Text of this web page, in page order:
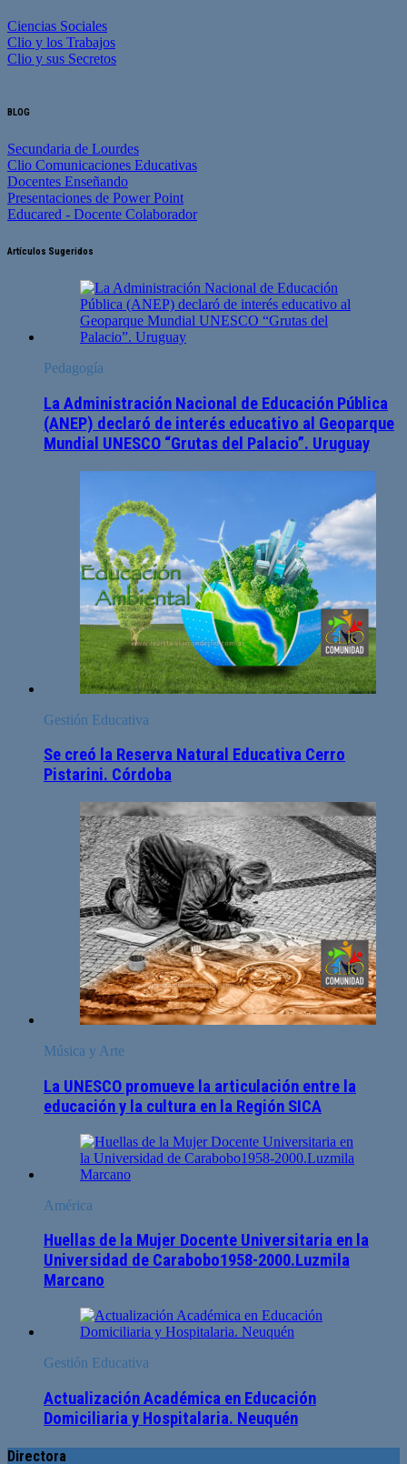
Ciencias Sociales
Clio y los Trabajos
Clio y sus Secretos
BLOG
Secundaria de Lourdes
Clio Comunicaciones Educativas
Docentes Enseñando
Presentaciones de Power Point
Educared - Docente Colaborador
Artículos Sugeridos
Pedagogía
La Administración Nacional de Educación Pública
(ANEP) declaró de interés educativo al Geoparque
Mundial UNESCO “Grutas del Palacio”. Uruguay
Gestión Educativa
Se creó la Reserva Natural Educativa Cerro
Pistarini. Córdoba
Música y Arte
La UNESCO promueve la articulación entre la
educación y la cultura en la Región SICA
América
Huellas de la Mujer Docente Universitaria en la
Universidad de Carabobo1958-2000.Luzmila
Marcano
Gestión Educativa
Actualización Académica en Educación
Domiciliaria y Hospitalaria. Neuquén
Directora